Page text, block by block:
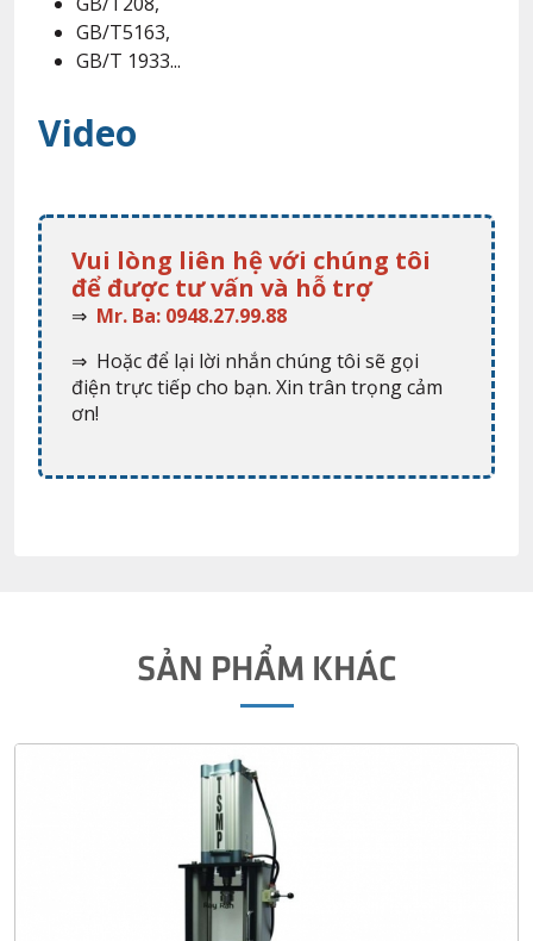
GB/T5163,
GB/T 1933...
Video
Vui lòng liên hệ với chúng tôi
để được tư vấn và hỗ trợ
⇒ Mr. Ba: 0948.27.99.88
⇒ Hoặc để lại lời nhắn chúng tôi sẽ gọi
điện trực tiếp cho bạn. Xin trân trọng cảm
ơn!
SẢN PHẨM KHÁC